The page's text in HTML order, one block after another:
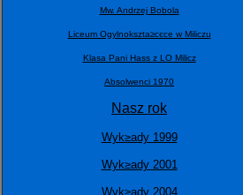
Мw. Andrzej Bobola
Liceum Ogуlnokszta≥cєce w Miliczu
Klasa Pani Hass z LO Milicz
Absolwenci 1970
Nasz rok
Wyk≥ady 1999
Wyk≥ady 2001
Wyk≥ady 2004